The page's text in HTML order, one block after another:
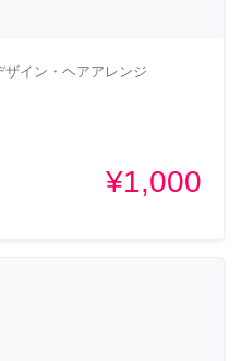
ザイン・ヘアアレンジ
¥1,000